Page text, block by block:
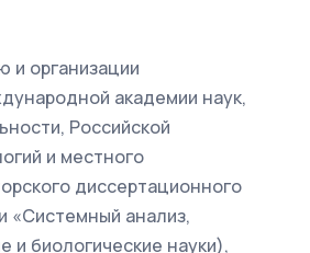
и организации
академии наук,
Российской
и местного
диссертационного
«Системный анализ,
и биологические науки),